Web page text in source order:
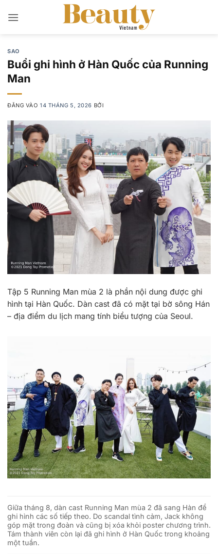
qua
SAO
Buổi ghi hình ở Hàn Quốc của Running
Man
ĐĂNG VÀO14 THÁNG 5, 2026 BỞI
Tập 5 Running Man mùa 2 là phần nội dung được ghi
hình tại Hàn Quốc. Dàn cast đã có mặt tại bờ sông Hán
– địa điểm du lịch mang tính biểu tượng của Seoul.
Giữa tháng 8, dàn cast Running Man mùa 2 đã sang Hàn để
ghi hình các số tiếp theo. Do scandal tình cảm, Jack không
góp mặt trong đoàn và cũng bị xóa khỏi poster chương trình.
Tám thành viên còn lại đã ghi hình ở Hàn Quốc trong khoảng
một tuần.